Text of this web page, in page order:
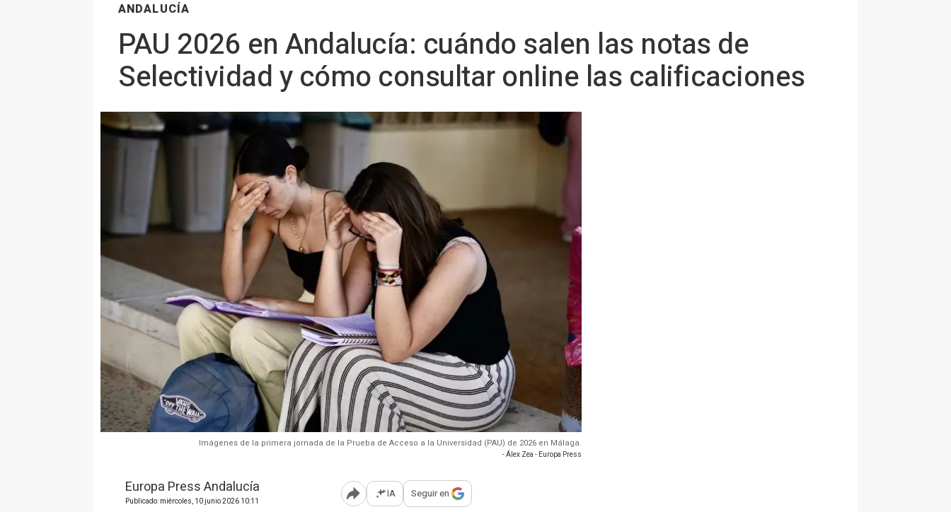
ANDALUCÍA
PAU 2026 en Andalucía: cuándo salen las notas de
Selectividad y cómo consultar online las calificaciones
Imágenes de la primera jornada de la Prueba de Acceso a la Universidad (PAU) de 2026 en Málaga.
- Álex Zea - Europa Press
Europa Press Andalucía
Publicado: miércoles, 10 junio 2026 10:11 Abrir opciones para compartir
IA Seguir en